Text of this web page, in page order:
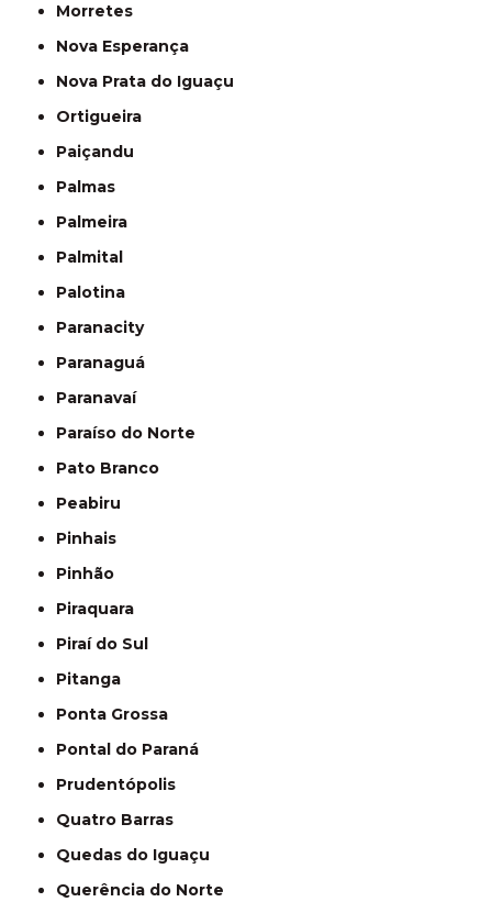
Morretes
Nova Esperança
Nova Prata do Iguaçu
Ortigueira
Paiçandu
Palmas
Palmeira
Palmital
Palotina
Paranacity
Paranaguá
Paranavaí
Paraíso do Norte
Pato Branco
Peabiru
Pinhais
Pinhão
Piraquara
Piraí do Sul
Pitanga
Ponta Grossa
Pontal do Paraná
Prudentópolis
Quatro Barras
Quedas do Iguaçu
Querência do Norte